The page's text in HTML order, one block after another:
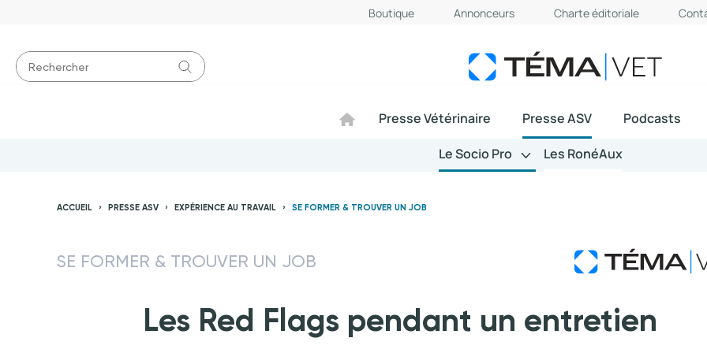
Boutique Annonceurs Charte éditoriale
Presse Vétérinaire Presse ASV
Le Socio Pro Les RonéAux
Podcasts
ACCUEIL PRESSE ASV EXPÉRIENCE AU TRAVAIL SE FORMER & TROUVER UN JOB
SE FORMER & TROUVER UN JOB
Les Red Flags pendant un entretien